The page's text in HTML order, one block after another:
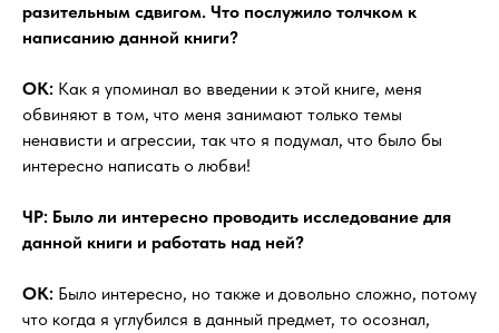
разительным сдвигом. Что послужило толчком к
написанию данной книги?
OK: Как я упоминал во введении к этой книге, меня
обвиняют в том, что меня занимают только темы
ненависти и агрессии, так что я подумал, что было бы
интересно написать о любви!
ЧР: Было ли интересно проводить исследование для
данной книги и работать над ней?
OK: Было интересно, но также и довольно сложно, потому
что когда я углубился в данный предмет, то осознал,